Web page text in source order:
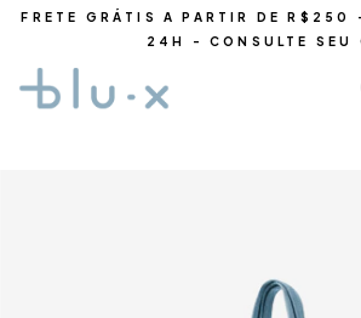
FRETE GRÁTIS A PARTIR DE R$250
24H - CONSULTE SEU